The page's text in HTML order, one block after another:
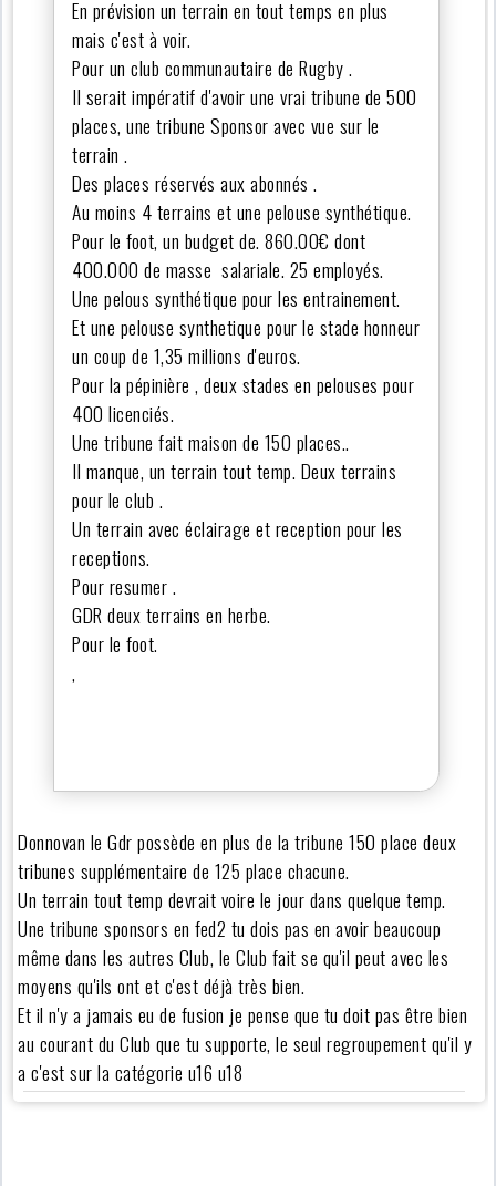
En prévision un terrain en tout temps en plus
mais c'est à voir.
Pour un club communautaire de Rugby .
Il serait impératif d'avoir une vrai tribune de 500
places, une tribune Sponsor avec vue sur le
terrain .
Des places réservés aux abonnés .
Au moins 4 terrains et une pelouse synthétique.
Pour le foot, un budget de. 860.00€ dont
400.000 de masse salariale. 25 employés.
Une pelous synthétique pour les entrainement.
Et une pelouse synthetique pour le stade honneur
un coup de 1,35 millions d'euros.
Pour la pépinière , deux stades en pelouses pour
400 licenciés.
Une tribune fait maison de 150 places..
Il manque, un terrain tout temp. Deux terrains
pour le club .
Un terrain avec éclairage et reception pour les
receptions.
Pour resumer .
GDR deux terrains en herbe.
Pour le foot.
,
Donnovan le Gdr possède en plus de la tribune 150 place deux
tribunes supplémentaire de 125 place chacune.
Un terrain tout temp devrait voire le jour dans quelque temp.
Une tribune sponsors en fed2 tu dois pas en avoir beaucoup
même dans les autres Club, le Club fait se qu'il peut avec les
moyens qu'ils ont et c'est déjà très bien.
Et il n'y a jamais eu de fusion je pense que tu doit pas être bien
au courant du Club que tu supporte, le seul regroupement qu'il y
a c'est sur la catégorie u16 u18